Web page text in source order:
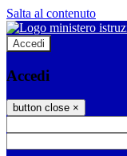
Salta al contenuto
Accedi
Accedi
button close ×